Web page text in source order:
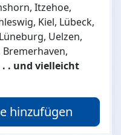
Itzehoe,
Kiel, Lübeck,
Uelzen,
Bremerhaven,
. . und vielleicht
hinzufügen